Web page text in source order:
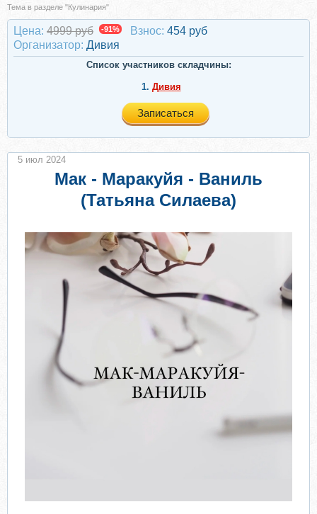
Тема в разделе "Кулинария"
Цена: 4999 руб -91% Взнос: 454 руб
Организатор: Дивия
Список участников складчины:
1. Дивия
Записаться
Мак - Маракуйя - Ваниль
(Татьяна Силаева)
5 июл 2024